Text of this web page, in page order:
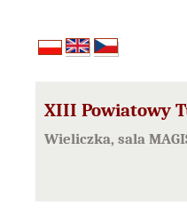
XIII Powiatowy
Wieliczka, sala